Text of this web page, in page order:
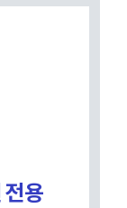
전용